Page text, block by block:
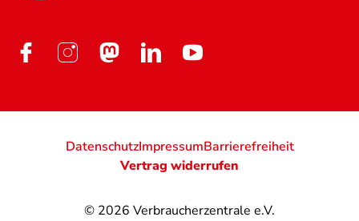
© 2026 Verbraucherzentrale e.V.
DatenschutzImpressumBarrierefreiheit
Vertrag widerrufen